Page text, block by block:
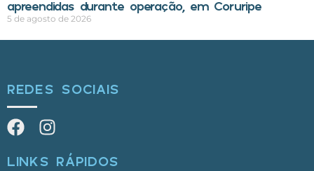
apreendidas durante operação, em Coruripe
5 de agosto de 2026
REDES SOCIAIS
LINKS RÁPIDOS